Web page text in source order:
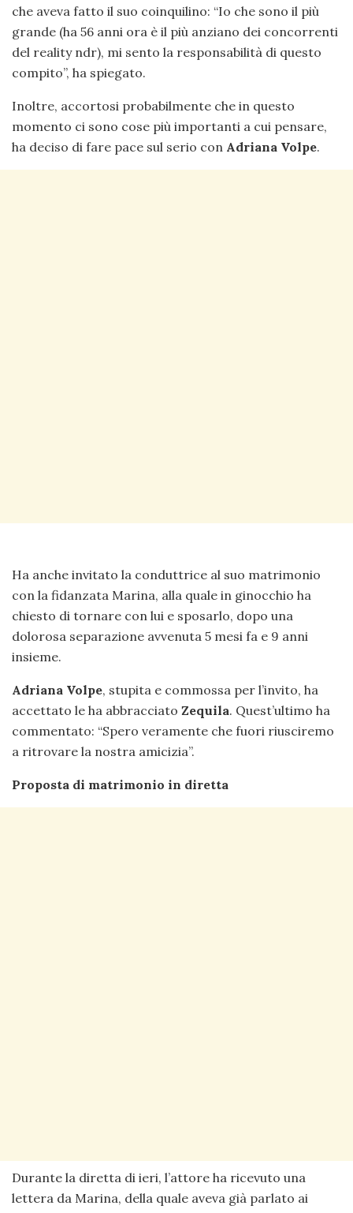
che aveva fatto il suo coinquilino: “Io che sono il più
grande (ha 56 anni ora è il più anziano dei concorrenti
del reality ndr), mi sento la responsabilità di questo
compito”, ha spiegato.
Inoltre, accortosi probabilmente che in questo
momento ci sono cose più importanti a cui pensare,
ha deciso di fare pace sul serio con Adriana Volpe.
Ha anche invitato la conduttrice al suo matrimonio
con la fidanzata Marina, alla quale in ginocchio ha
chiesto di tornare con lui e sposarlo, dopo una
dolorosa separazione avvenuta 5 mesi fa e 9 anni
insieme.
Adriana Volpe, stupita e commossa per l’invito, ha
accettato le ha abbracciato Zequila. Quest’ultimo ha
commentato: “Spero veramente che fuori riusciremo
a ritrovare la nostra amicizia”.
Proposta di matrimonio in diretta
Durante la diretta di ieri, l’attore ha ricevuto una
lettera da Marina, della quale aveva già parlato ai